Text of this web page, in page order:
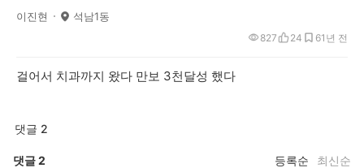
이진현 석남1동
1년 전
827 24 6
걸어서 치과까지 왔다 만보 3천달성 했다
댓글 2
댓글2 등록순 최신순